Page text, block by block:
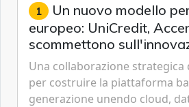
1 Un nuovo modello
europeo: UniCredit,
scommettono
tecnologica
Una collaborazione
per costruire la piattaforma
generazione unendo cloud,